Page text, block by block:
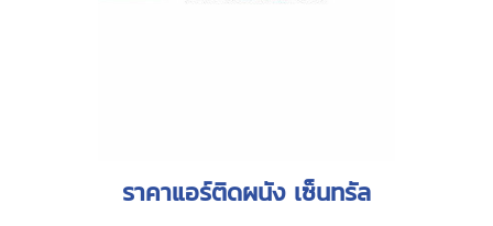
ราคาแอร์ติดผนัง เซ็นทรัล